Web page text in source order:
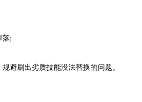
落;
避刷出劣质技能没法替换的问题。